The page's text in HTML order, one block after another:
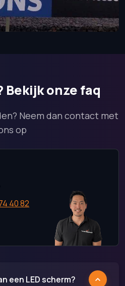
Bekijk onze faq
Neem dan contact met
op
40 82
een LED scherm?